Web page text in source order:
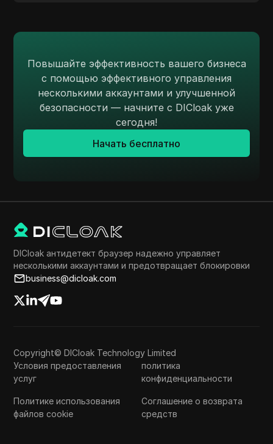
Повышайте эффективность вашего бизнеса
с помощью эффективного управления
несколькими аккаунтами и улучшенной
безопасности — начните с DICloak уже
сегодня!
Начать бесплатно
DICloak антидетект браузер надежно управляет
несколькими аккаунтами и предотвращает блокировки
business@dicloak.com
Copyright© DICloak Technology Limited
Условия предоставления
услуг
политика
конфиденциальности
Политике использования
файлов cookie
Соглашение о возврата
средств